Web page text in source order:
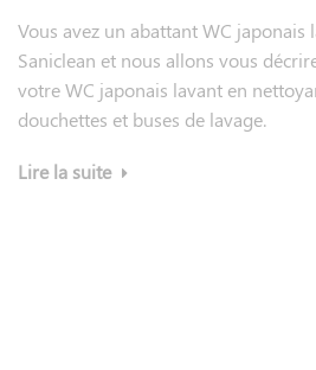
Vous avez un abattant WC japonais
Saniclean et nous allons vous
votre WC japonais lavant en
douchettes et buses de lavage.
Lire la suite